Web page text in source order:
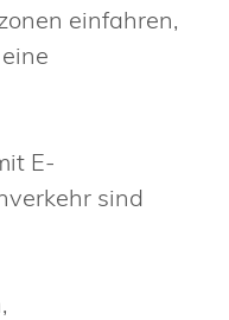
einfahren,
E-
sind